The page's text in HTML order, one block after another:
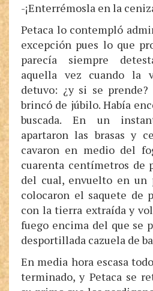
-¡Enterrémosla en la
Petaca lo contempló
excepción pues lo que
parecía siempre
aquella vez cuando la
detuvo: ¿y si se prende?
brincó de júbilo. Había
buscada. En un
apartaron las brasas y
cavaron en medio del
cuarenta centímetros de
del cual, envuelto en un
colocaron el saquete de
con la tierra extraída y
fuego encima del que se
desportillada cazuela de
En media hora escasa
terminado, y Petaca se